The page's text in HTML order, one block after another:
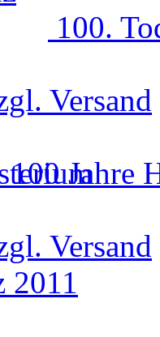
100.
Versand
100 Jahre
Versand